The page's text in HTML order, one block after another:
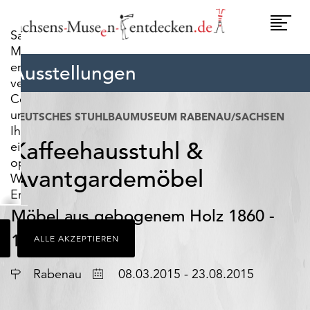
Sachsens-
Museen-
entdecken.de
verwendet
Cookies,
um
Ihnen
ein
optimales
Webseiten-
Erlebnis
zu
bieten.
Dazu
zählen
Cookies,
ALLE AKZEPTIEREN
Ausstellungen
DEUTSCHES STUHLBAUMUSEUM RABENAU/SACHSEN
Kaffeehausstuhl &
Avantgardemöbel
Möbel aus gebogenem Holz 1860 -
1915
Ort Rabenau Datum08.03.2015 - 23.08.2015